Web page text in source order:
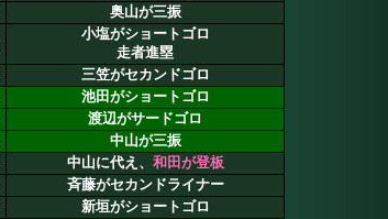
奥山が三振
小塩がショートゴロ
走者進塁
三笠がセカンドゴロ
池田がショートゴロ
渡辺がサードゴロ
中山が三振
中山に代え、 和田が登板
斉藤がセカンドライナー
新垣がショートゴロ